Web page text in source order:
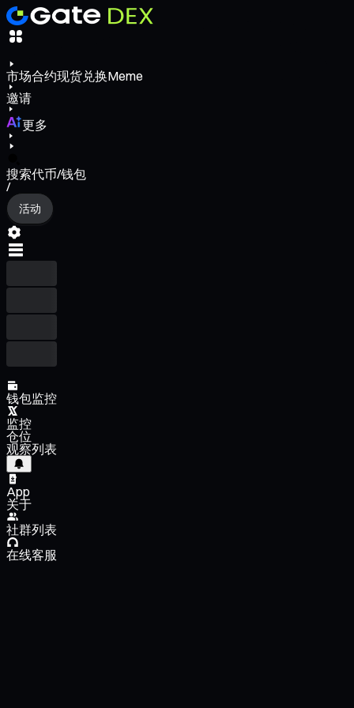
市场合约现货兑换Meme
邀请
更多
搜索代币/钱包
/
活动
钱包监控
监控
仓位
观察列表
App
关于
社群列表
在线客服